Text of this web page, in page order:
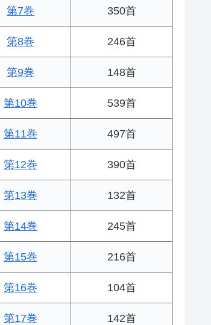
第7巻 350首
第8巻 246首
第9巻 148首
第10巻 539首
第11巻 497首
第12巻 390首
第13巻 132首
第14巻 245首
第15巻 216首
第16巻 104首
第17巻 142首